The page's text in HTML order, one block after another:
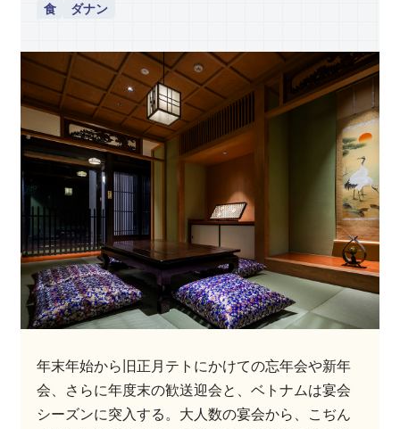
食 ダナン
年末年始から旧正月テトにかけての忘年会や新年
会、さらに年度末の歓送迎会と、ベトナムは宴会
シーズンに突入する。大人数の宴会から、こぢん